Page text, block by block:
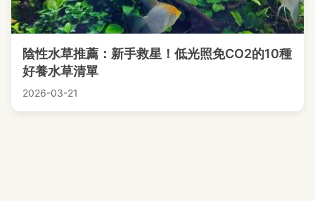
陰性水草推薦：新手救星！低光照免CO2的10種
好養水草清單
2026-03-21